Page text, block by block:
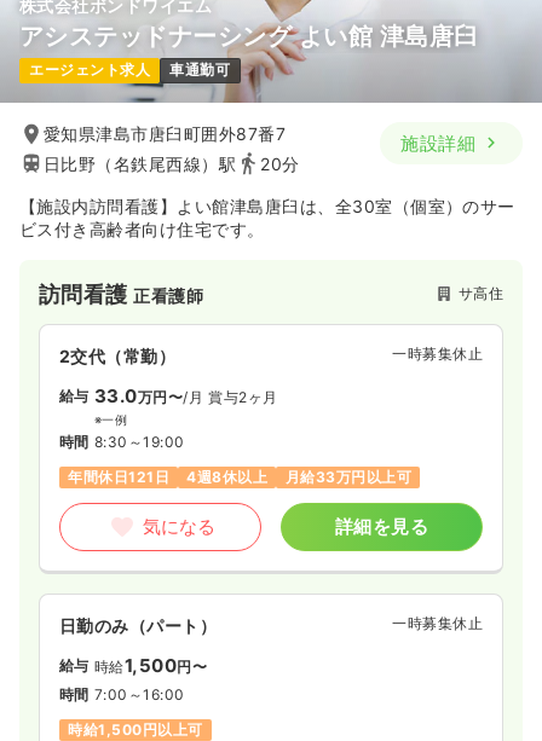
株式会社ボンドワイエム
アシステッドナーシング よい館 津島唐臼
エージェント求人 車通勤可
愛知県津島市唐臼町囲外87番7
日比野（名鉄尾西線）駅
20分
施設詳細
【施設内訪問看護】よい館津島唐臼は、全30室（個室）のサー
ビス付き高齢者向け住宅です。
訪問看護正看護師 サ高住
2交代（常勤） 一時募集休止
給与 33.0万円〜/月 賞与2ヶ月
※一例
時間 8:30～19:00
年間休日121日
4週8休以上 月給33万円以上可
気になる 詳細を見る
日勤のみ（パート） 一時募集休止
給与 時給1,500円〜
時間 7:00～16:00
時給1,500円以上可